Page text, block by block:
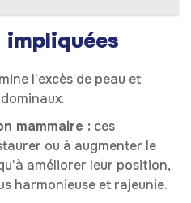
impliquées
l’excès de peau et
mammaire : ces
ou à augmenter le
améliorer leur position,
harmonieuse et rajeunie.